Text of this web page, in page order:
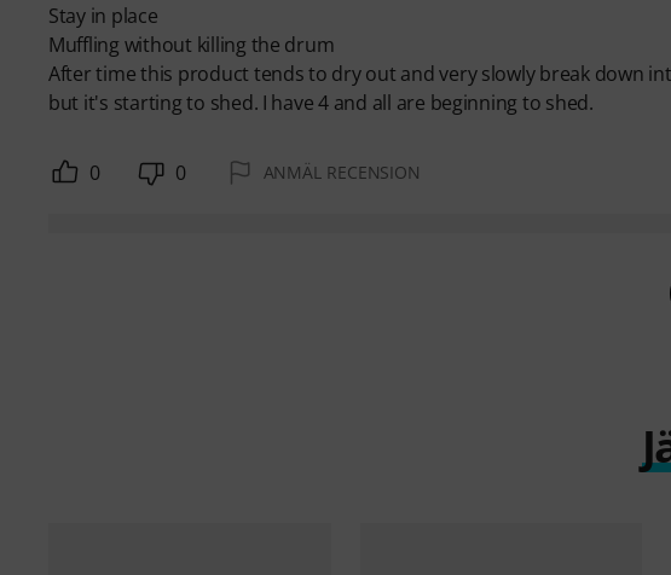
Stay in place
Muffling without killing the drum
After time this product tends to dry out and very slowly break down
but it's starting to shed. I have 4 and all are beginning to shed.
0 0 ANMÄL RECENSION